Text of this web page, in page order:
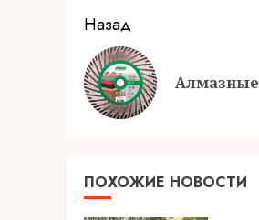
Продолжить
чтение
Назад
ПОХОЖИЕ НОВОСТИ